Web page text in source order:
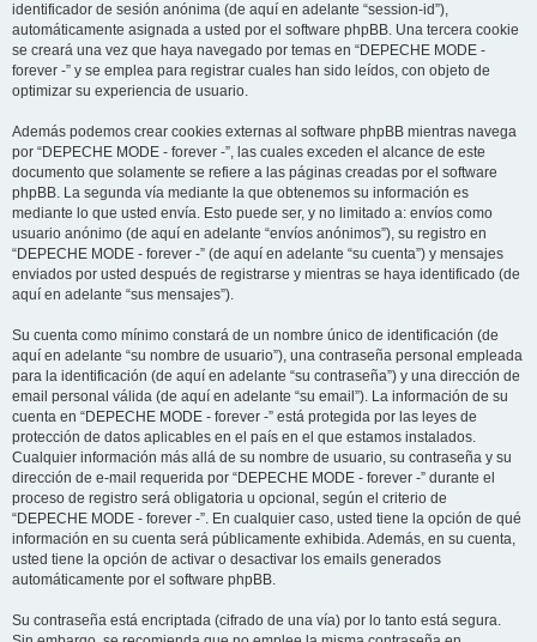
identificador de sesión anónima (de aquí en adelante “session-id”),
automáticamente asignada a usted por el software phpBB. Una tercera cookie
se creará una vez que haya navegado por temas en “DEPECHE MODE -
forever -” y se emplea para registrar cuales han sido leídos, con objeto de
optimizar su experiencia de usuario.
Además podemos crear cookies externas al software phpBB mientras navega
por “DEPECHE MODE - forever -”, las cuales exceden el alcance de este
documento que solamente se refiere a las páginas creadas por el software
phpBB. La segunda vía mediante la que obtenemos su información es
mediante lo que usted envía. Esto puede ser, y no limitado a: envíos como
usuario anónimo (de aquí en adelante “envíos anónimos”), su registro en
“DEPECHE MODE - forever -” (de aquí en adelante “su cuenta”) y mensajes
enviados por usted después de registrarse y mientras se haya identificado (de
aquí en adelante “sus mensajes”).
Su cuenta como mínimo constará de un nombre único de identificación (de
aquí en adelante “su nombre de usuario”), una contraseña personal empleada
para la identificación (de aquí en adelante “su contraseña”) y una dirección de
email personal válida (de aquí en adelante “su email”). La información de su
cuenta en “DEPECHE MODE - forever -” está protegida por las leyes de
protección de datos aplicables en el país en el que estamos instalados.
Cualquier información más allá de su nombre de usuario, su contraseña y su
dirección de e-mail requerida por “DEPECHE MODE - forever -” durante el
proceso de registro será obligatoria u opcional, según el criterio de
“DEPECHE MODE - forever -”. En cualquier caso, usted tiene la opción de qué
información en su cuenta será públicamente exhibida. Además, en su cuenta,
usted tiene la opción de activar o desactivar los emails generados
automáticamente por el software phpBB.
Su contraseña está encriptada (cifrado de una vía) por lo tanto está segura.